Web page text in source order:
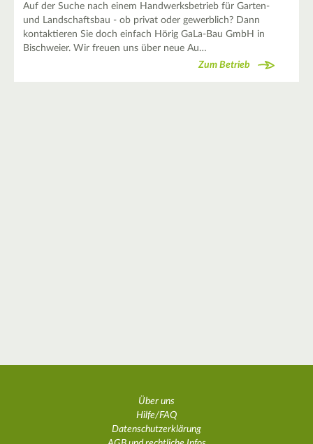
Auf der Suche nach einem Handwerksbetrieb für Garten-
und Landschaftsbau - ob privat oder gewerblich? Dann
kontaktieren Sie doch einfach Hörig GaLa-Bau GmbH in
Bischweier. Wir freuen uns über neue Au…
Zum Betrieb
Über uns
Hilfe/FAQ
Datenschutzerklärung